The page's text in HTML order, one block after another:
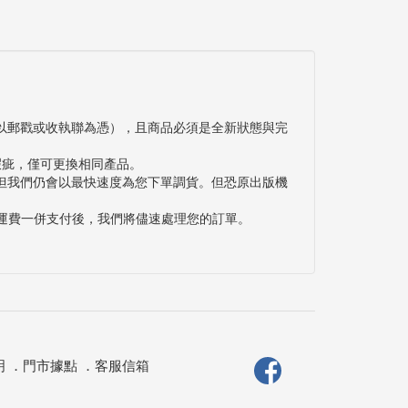
戳或收執聯為憑），且商品必須是全新狀態與完
，僅可更換相同產品。
們仍會以最快速度為您下單調貨。但恐原出版機
一併支付後，我們將儘速處理您的訂單。
． 門市據點． 客服信箱